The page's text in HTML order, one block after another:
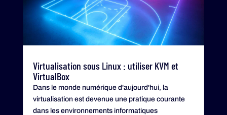
Virtualisation sous Linux : utiliser KVM et
VirtualBox
Dans le monde numérique d'aujourd'hui, la
virtualisation est devenue une pratique courante
dans les environnements informatiques